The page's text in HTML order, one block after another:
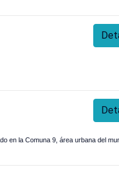
en la Comuna 9, área urbana del